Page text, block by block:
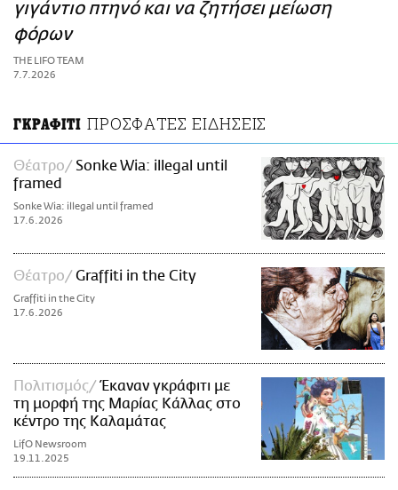
PRINT
γιγάντιο πτηνό και να ζητήσει μείωση
φόρων
THE LIFO TEAM
7.7.2026
ΓΚΡΑΦΙΤΙ ΠΡΟΣΦΑΤΕΣ ΕΙΔΗΣΕΙΣ
Θέατρο
Sonke Wia: illegal until
framed
Sonke Wia: illegal until framed
17.6.2026
Θέατρο Graffiti in the City
Graffiti in the City
17.6.2026
Πολιτισμός
Έκαναν γκράφιτι με
τη μορφή της Μαρίας Κάλλας στο
κέντρο της Καλαμάτας
LifO Newsroom
19.11.2025